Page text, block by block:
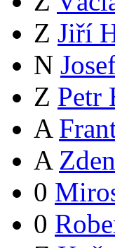
Z Jiří
N
Z Petr
A
A
0
0